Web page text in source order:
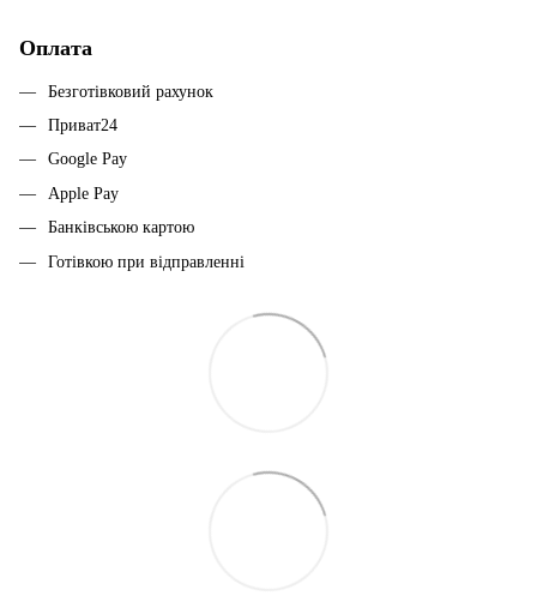
Оплата
Безготівковий рахунок
Приват24
Google Pay
Apple Pay
Банківською картою
Готівкою при відправленні